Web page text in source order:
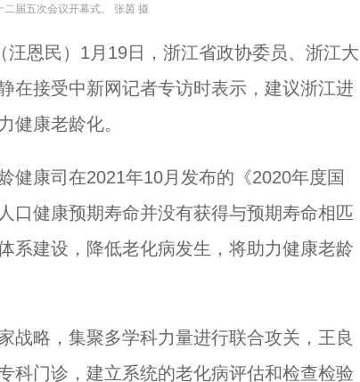
二届五次会议开幕式。 张茵 摄
民）1月19日，浙江省政协委员、浙江大
在接受中新网记者专访时表示，建议浙江进
健康老龄化。
康司在2021年10月发布的《2020年度国
口健康预期寿命并没有获得与预期寿命相匹
系建设，降低老化病发生，将助力健康老龄
略，集聚多学科力量进行联合攻关，王良
科门诊，建立系统的老化病评估和检查检验
浙江德清出土大量千年瓷器 疑似东晋到南朝时期...